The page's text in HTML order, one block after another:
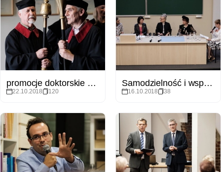
promocje doktorskie Wydziału Prawa i Administracji UAM
22.10.2018 120
Samodzielność i wspólnota - konferencja IKE UAM Gniezno
16.10.2018 38